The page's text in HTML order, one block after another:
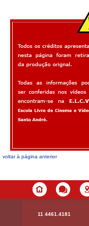
voltar à página anterior
11 4461.4181